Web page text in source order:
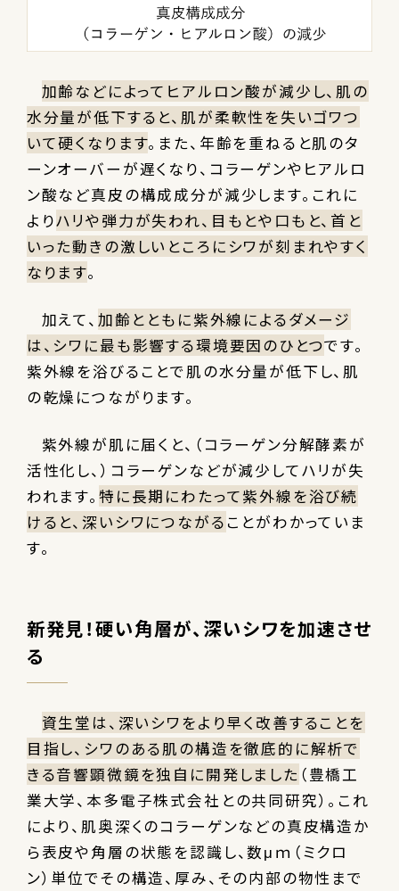
加齢などによってヒアルロン酸が減少し、肌の
水分量が低下すると、肌が柔軟性を失いゴワつ
いて硬くなります。また、年齢を重ねると肌のタ
ーンオーバーが遅くなり、コラーゲンやヒアルロ
ン酸など真皮の構成成分が減少します。これに
よりハリや弾力が失われ、目もとや口もと、首と
いった動きの激しいところにシワが刻まれやすく
なります。
加えて、 加齢とともに紫外線によるダメージ
は、シワに最も影響する環境要因のひとつです。
紫外線を浴びることで肌の水分量が低下し、肌
の乾燥につながります。
紫外線が肌に届くと、（コラーゲン分解酵素が
活性化し、）コラーゲンなどが減少してハリが失
われます。 特に長期にわたって紫外線を浴び続
けると、深いシワにつながる ことがわかっていま
す。
新発見！硬い角層が、深いシワを加速させ
る
資生堂は、深いシワをより早く改善することを
目指し、シワのある肌の構造を徹底的に解析で
きる音響顕微鏡を独自に開発しました （豊橋工
業大学、本多電子株式会社との共同研究）。これ
により、肌奥深くのコラーゲンなどの真皮構造か
ら表皮や角層の状態を認識し、数μｍ（ミクロ
ン）単位でその構造、厚み、その内部の物性まで